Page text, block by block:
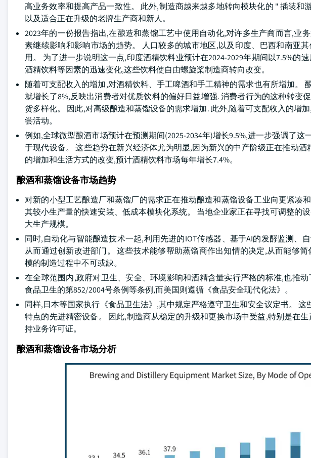
高业务效率和提高产品一致性。 此外,制造商越来越多地转向模块化的 " 插装和
以及适合正在升级的老牌生产商和新人。
2023年的一份报告指出,在酿造和蒸馏工艺中使用自动化,对许多生产商而言,业
素继续影响和影响市场的趋势。 人口较多的城市地区,以及印度、巴西和南亚
用。 为了进一步说明这一点,印度酒精饮料业预计在2024-2029年期间以7.5%的
酒精饮料等因素的迅速变化,这些饮料使自由螺旋桨制造商转向改变。
随着可支配收入的增加,对酒精饮料、手工啤酒和手工精神的需求也有所增加。
就增长了8%,反映出消费者对优质饮料的偏好日益增强. 消费者行为的这种转变
货多样化。 因此,对高级酿造和蒸馏设备的需求增加. 此外,随着可支配收入的增
尝活动。
例如,全球微型酿酒市场预计在预测期间(2025-2034年)增长9.5%,进一步强调了
于现代设备。 这些趋势在新兴经济体尤为明显,因为新兴的中产阶级正在推动
的增加和生活方式的改变,预计酒精饮料市场每年增长7.4%。
酿酒和蒸馏设备市场趋势
对新的小型工艺酿造厂和蒸馏厂的需求正在推动酿造和蒸馏设备工业向更紧凑
其较小生产量的快速安装、低成本模块化系统。 当地企业家正在寻找可调整的
大生产规模。
同时,自动化与智能酿造技术一起,利用先进的IOT传感器、基于AI的发酵监测、
从而通过创新改进部门。 这些技术能够帮助蒸馏商作出知情的决定,从而能够
模的制造过程中不可或缺。
在全球范围内,政府对卫生、安全、环境影响和酒精含量实行严格的标准,也推
食品卫生的第852/2004号条例等条例,而美国则遵循《食品安全现代化法》。
同样,日本等国家执行《食品卫生法》,其中规定严格遵守卫生和安全议定书。
特点的先进精密设备。 因此,制造商从稳定的升级和更换市场中受益,特别是在
持业务许可证。
酿酒和蒸馏设备市场分析